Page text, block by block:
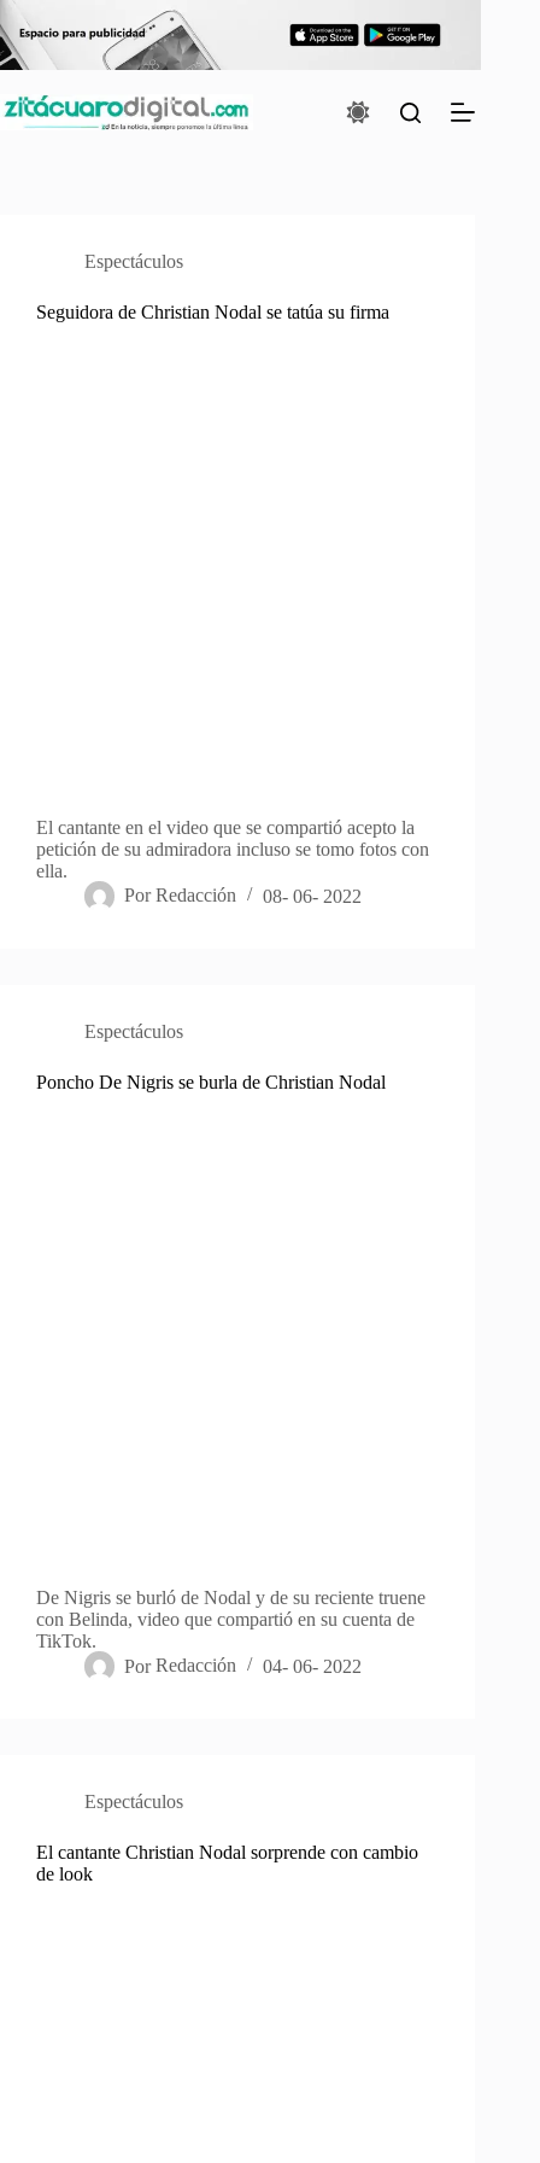
al
contenido
Espectáculos
Seguidora de Christian Nodal se tatúa su firma
El cantante en el video que se compartió acepto la
petición de su admiradora incluso se tomo fotos con
ella.
Por Redacción 08- 06- 2022
Espectáculos
Poncho De Nigris se burla de Christian Nodal
De Nigris se burló de Nodal y de su reciente truene
con Belinda, video que compartió en su cuenta de
TikTok.
Por Redacción 04- 06- 2022
Espectáculos
El cantante Christian Nodal sorprende con cambio
de look